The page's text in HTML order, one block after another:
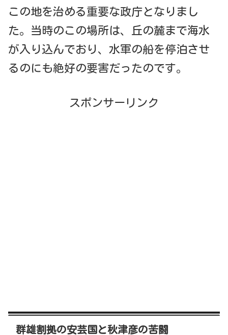
この地を治める重要な政庁となりまし
た。当時のこの場所は、丘の麓まで海水
が入り込んでおり、水軍の船を停泊させ
るのにも絶好の要害だったのです。
スポンサーリンク
群雄割拠の安芸国と秋津彦の苦闘